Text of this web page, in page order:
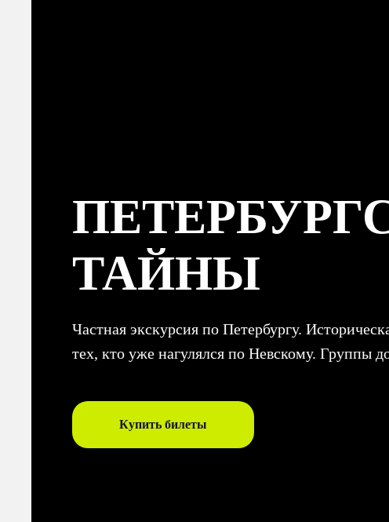
ТАЙНЫ
Частная экскурсия по Петербургу.
тех, кто уже нагулялся по Невскому. Группы
Купить билеты